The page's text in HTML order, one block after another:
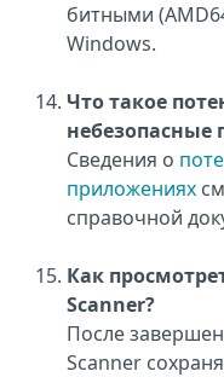
битными
Windows.
Что такое
небезопасные
Сведения о
приложениях
справочной
Как
Scanner?
После
Scanner